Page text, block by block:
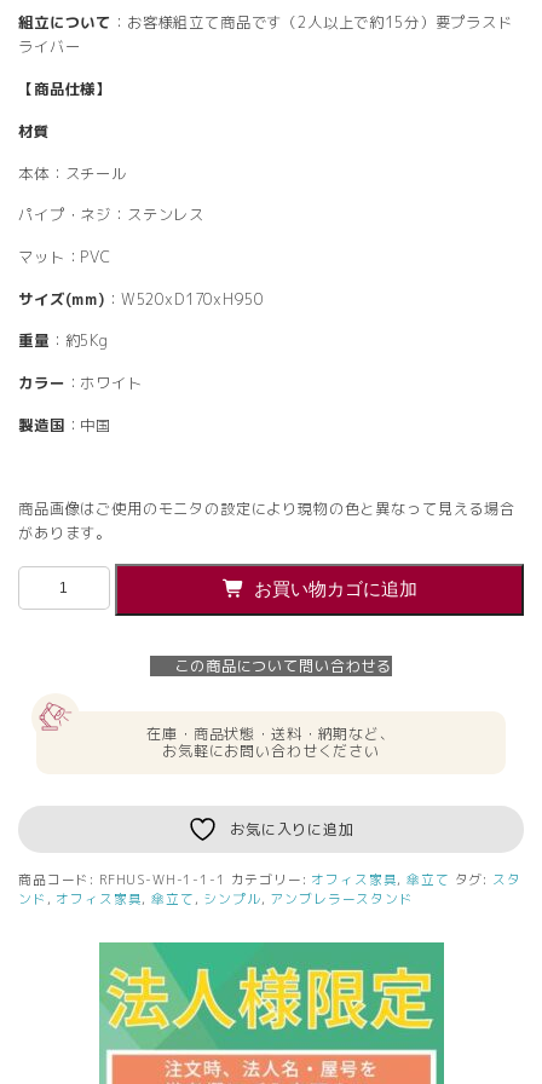
組立について ：お客様組立て商品です（2人以上で約15分）要プラスド
ライバー
【商品仕様】
材質
本体：スチール
パイプ・ネジ：ステンレス
マット：PVC
サイズ(mm) ：W520xD170xH950
重量 ：約5Kg
カラー ：ホワイト
製造国 ：中国
商品画像はご使用のモニタの設定により現物の色と異なって見える場合
があります。
【法
ン
ギ
グ
お買い物カゴに追加
この商品について問い合わせる
在庫・商品状態・送料・納期など、
お気軽にお問い合わせください
お気に入りに追加
商品コード: RFHUS-WH-1-1-1 カテゴリー: オフィス家具,傘立て タグ: スタ
ンド , オフィス家具,傘立て , シンプル, アンブレラースタンド